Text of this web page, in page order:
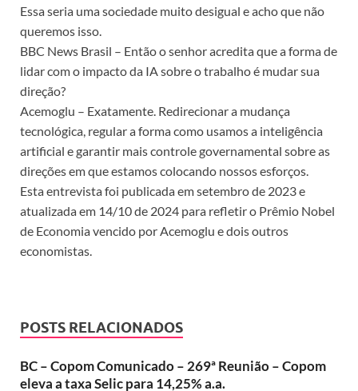
Essa seria uma sociedade muito desigual e acho que não
queremos isso.
BBC News Brasil – Então o senhor acredita que a forma de
lidar com o impacto da IA sobre o trabalho é mudar sua
direção?
Acemoglu – Exatamente. Redirecionar a mudança
tecnológica, regular a forma como usamos a inteligência
artificial e garantir mais controle governamental sobre as
direções em que estamos colocando nossos esforços.
Esta entrevista foi publicada em setembro de 2023 e
atualizada em 14/10 de 2024 para refletir o Prêmio Nobel
de Economia vencido por Acemoglu e dois outros
economistas.
POSTS RELACIONADOS
BC – Copom Comunicado – 269ª Reunião – Copom
eleva a taxa Selic para 14,25% a.a.